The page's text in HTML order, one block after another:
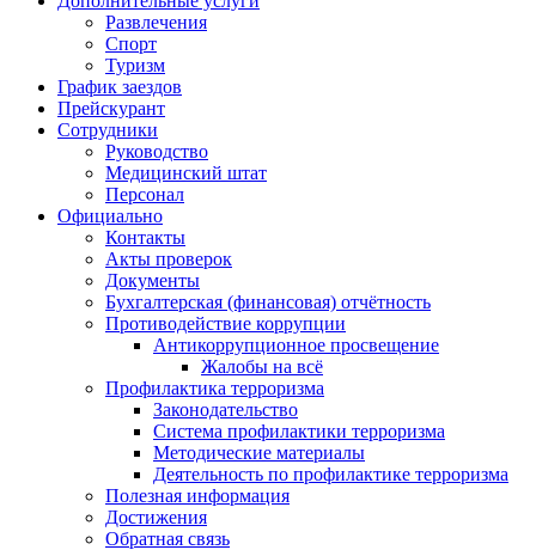
Развлечения
Спорт
Туризм
График заездов
Прейскурант
Сотрудники
Руководство
Медицинский штат
Персонал
Официально
Контакты
Акты проверок
Документы
Бухгалтерская (финансовая) отчётность
Противодействие коррупции
Антикоррупционное просвещение
Жалобы на всё
Профилактика терроризма
Законодательство
Система профилактики терроризма
Методические материалы
Деятельность по профилактике терроризма
Полезная информация
Достижения
Обратная связь